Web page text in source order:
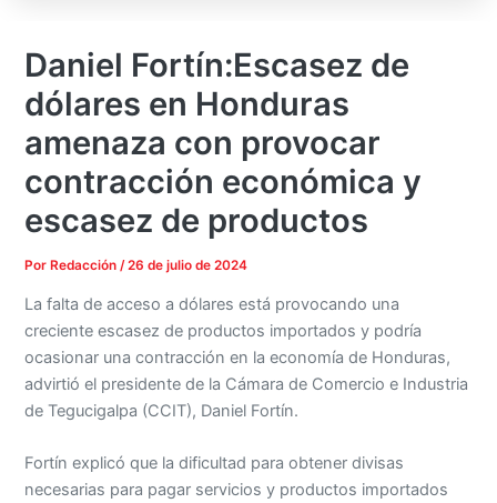
Daniel Fortín:Escasez de
dólares en Honduras
amenaza con provocar
contracción económica y
escasez de productos
PorRedacción /26 de julio de 2024
La falta de acceso a dólares está provocando una
creciente escasez de productos importados y podría
ocasionar una contracción en la economía de Honduras,
advirtió el presidente de la Cámara de Comercio e Industria
de Tegucigalpa (CCIT), Daniel Fortín.
Fortín explicó que la dificultad para obtener divisas
necesarias para pagar servicios y productos importados